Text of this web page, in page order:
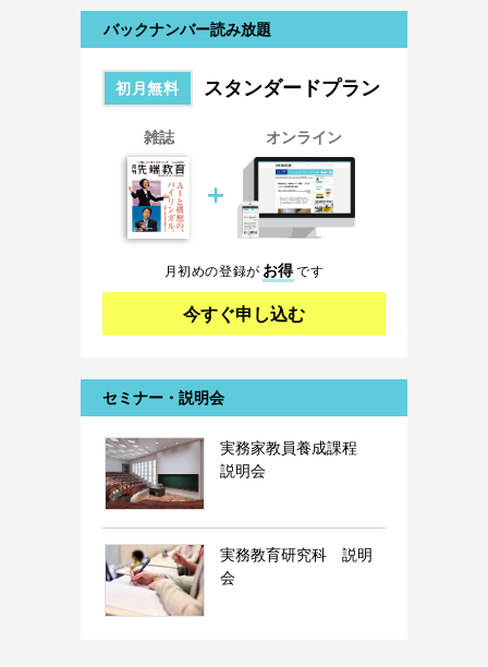
バックナンバー読み放題
初月無料 スタンダードプラン
雑誌
＋
オンライン
月初めの登録が お得です
今すぐ申し込む
セミナー・説明会
実務家教員養成課程
説明会
実務教育研究科 説明
会